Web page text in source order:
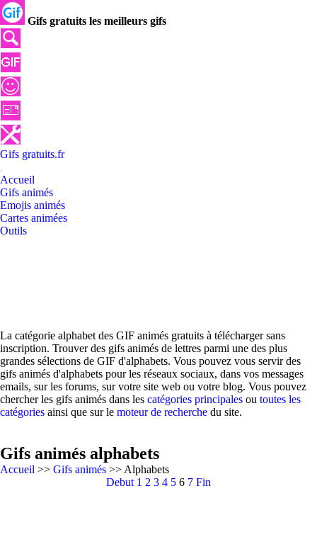
Gifs gratuits les meilleurs gifs
Gifs gratuits.fr
Accueil
Gifs animés
Emojis animés
Cartes animées
Outils
La catégorie alphabet des GIF animés gratuits à télécharger sans
inscription. Trouver des gifs animés de lettres parmi une des plus
grandes sélections de GIF d'alphabets. Vous pouvez vous servir des
gifs animés d'alphabets pour les réseaux sociaux, dans vos messages
emails, sur les forums, sur votre site web ou votre blog. Vous pouvez
chercher les gifs animés dans les catégories principales ou toutes les
catégories ainsi que sur le moteur de recherche du site.
Gifs animés alphabets
Accueil >> Gifs animés >> Alphabets
Debut 1 2 3 4 5 6 7 Fin